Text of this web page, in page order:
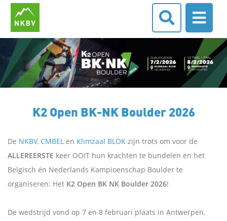
K2 Open BK-NK Boulder 2026
De NKBV, CMBEL en Klimzaal BLOK zijn trots om voor de
ALLEREERSTE keer OOIT hun krachten te bundelen en het
Belgisch én Nederlands Kampioenschap Boulder te
organiseren: Het K2 Open BK NK Boulder 2026!
De wedstrijd vond op 7 en 8 februari plaats in Antwerpen.